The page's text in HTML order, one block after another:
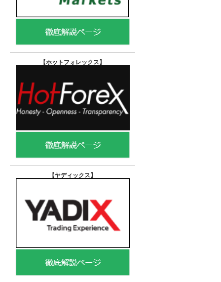
【ホットフォレックス 】
【ヤディックス 】